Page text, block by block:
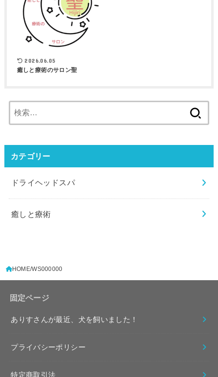
2026.06.05
癒しと療術のサロン聖
索:
カテゴリー
ドライヘッドスパ
癒しと療術
HOME WS000000
固定ページ
ありすさんが最近、犬を飼いました！
プライバシーポリシー
特定商取引法